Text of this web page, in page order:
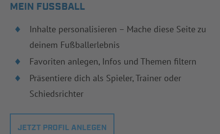
MEIN FUSSBALL
Inhalte personalisieren – Mache diese Seite zu
deinem Fußballerlebnis
Favoriten anlegen, Infos und Themen filtern
Präsentiere dich als Spieler, Trainer oder
Schiedsrichter
JETZT PROFIL ANLEGEN